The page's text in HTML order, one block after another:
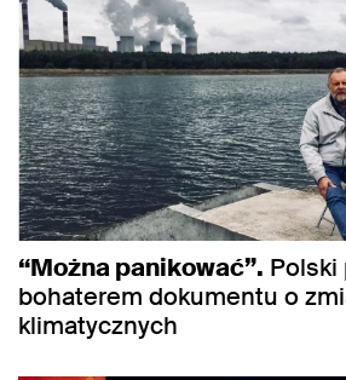
“Można panikować”. Polski
bohaterem dokumentu o
klimatycznych